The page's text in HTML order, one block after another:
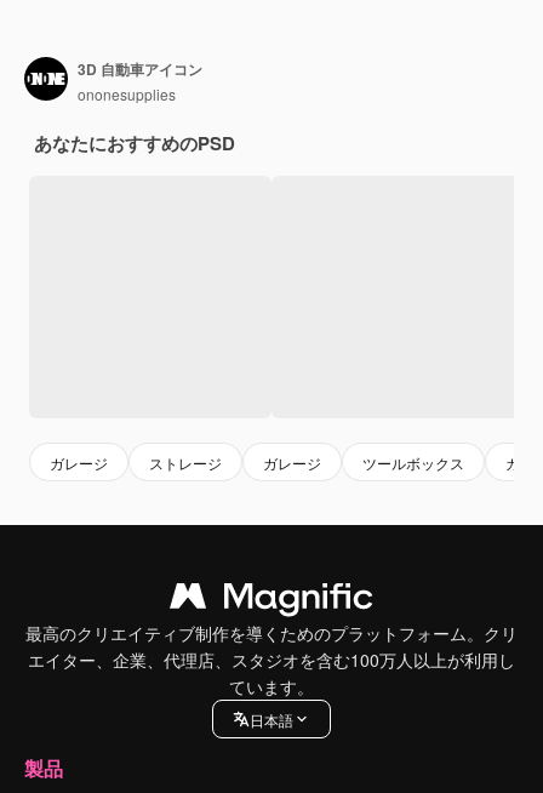
3D 自動車アイコン
ononesupplies
あなたにおすすめのPSD
ガレージ ストレージ ガレージ ツールボックス ガレ
最高のクリエイティブ制作を導くためのプラットフォーム。クリ
エイター、企業、代理店、スタジオを含む100万人以上が利用し
ています。
日本語
製品